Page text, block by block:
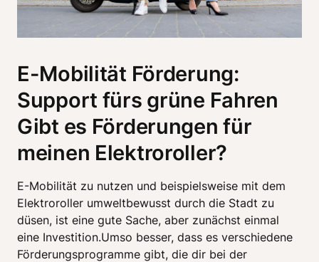
E-Mobilität Förderung:
Support fürs grüne Fahren
Gibt es Förderungen für
meinen Elektroroller?
E-Mobilität zu nutzen und beispielsweise mit dem
Elektroroller umweltbewusst durch die Stadt zu
düsen, ist eine gute Sache, aber zunächst einmal
eine Investition.Umso besser, dass es verschiedene
Förderungsprogramme gibt, die dir bei der